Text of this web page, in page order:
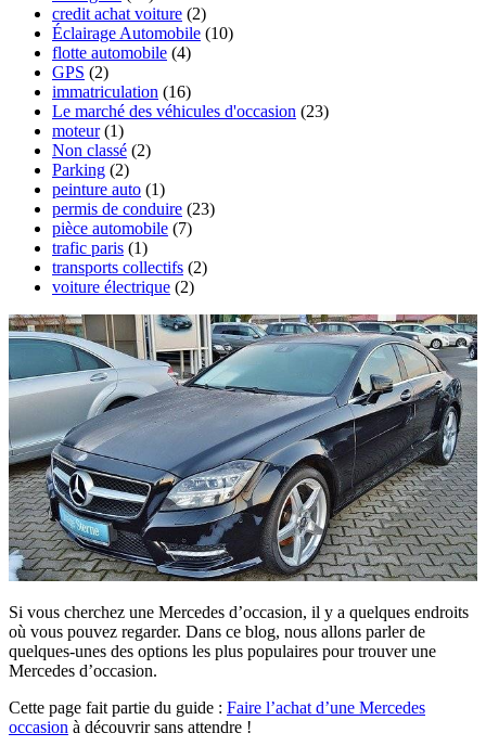
credit achat voiture (2)
Éclairage Automobile (10)
flotte automobile (4)
GPS (2)
immatriculation (16)
Le marché des véhicules d'occasion (23)
moteur(1)
Non classé (2)
Parking (2)
peinture auto (1)
permis de conduire (23)
pièce automobile (7)
trafic paris (1)
transports collectifs (2)
voiture électrique (2)
Si vous cherchez une Mercedes d’occasion, il y a quelques endroits
où vous pouvez regarder. Dans ce blog, nous allons parler de
quelques-unes des options les plus populaires pour trouver une
Mercedes d’occasion.
Cette page fait partie du guide : Faire l’achat d’une Mercedes
occasion à découvrir sans attendre !